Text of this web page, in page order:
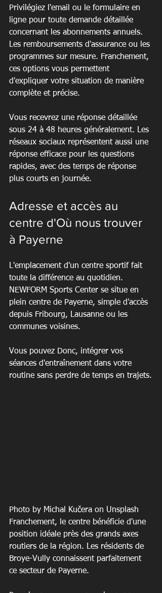
Privilégiez l'email ou le formulaire en
ligne pour toute demande détaillée
concernant les abonnements annuels.
Les remboursements d'assurance ou les
programmes sur mesure. Franchement,
ces options vous permettent
d'expliquer votre situation de manière
complète et précise.
Vous recevrez une réponse détaillée
sous 24 à 48 heures généralement. Les
réseaux sociaux représentent aussi une
réponse efficace pour les questions
rapides, avec des temps de réponse
plus courts en journée.
Adresse et accès au
centre d'Où nous trouver
à Payerne
L'emplacement d'un centre sportif fait
toute la différence au quotidien.
NEWFORM Sports Center se situe en
plein centre de Payerne, simple d'accès
depuis Fribourg, Lausanne ou les
communes voisines.
Vous pouvez Donc, intégrer vos
séances d'entraînement dans votre
routine sans perdre de temps en trajets.
Photo by Michal Kučera on Unsplash
Franchement, le centre bénéficie d'une
position idéale près des grands axes
routiers de la région. Les résidents de
Broye-Vully connaissent parfaitement
ce secteur de Payerne.